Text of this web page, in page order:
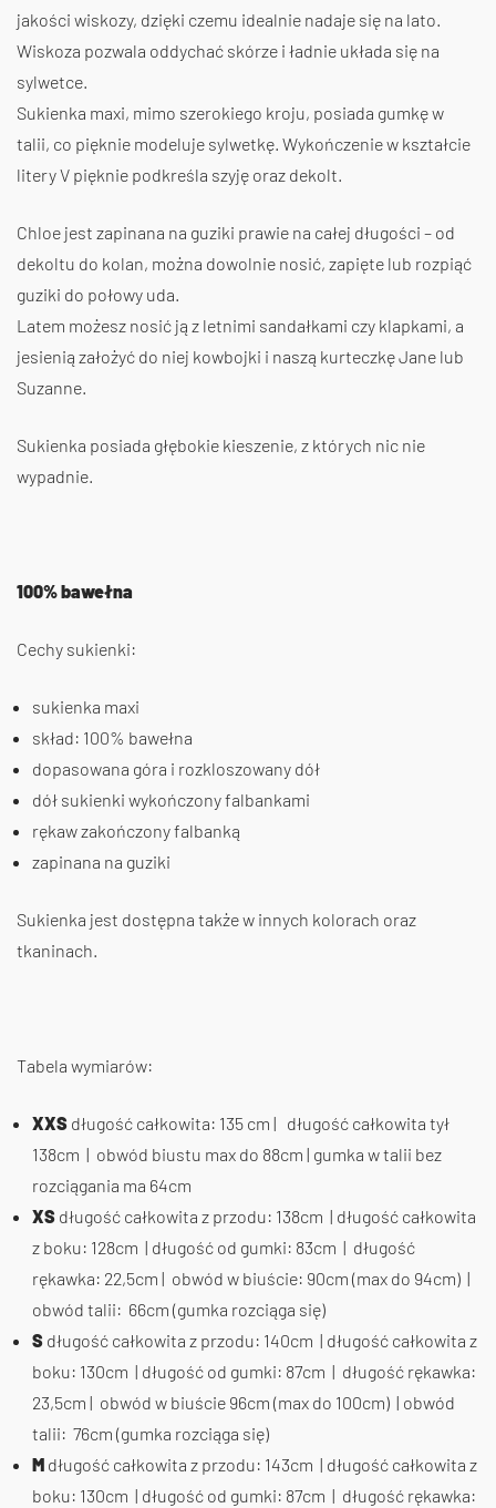
jakości wiskozy, dzięki czemu idealnie nadaje się na lato.
Wiskoza pozwala oddychać skórze i ładnie układa się na
sylwetce.
Sukienka maxi, mimo szerokiego kroju, posiada gumkę w
talii, co pięknie modeluje sylwetkę. Wykończenie w kształcie
litery V pięknie podkreśla szyję oraz dekolt.
Chloe jest zapinana na guziki prawie na całej długości – od
dekoltu do kolan, można dowolnie nosić, zapięte lub rozpiąć
guziki do połowy uda.
Latem możesz nosić ją z letnimi sandałkami czy klapkami, a
jesienią założyć do niej kowbojki i naszą kurteczkę Jane lub
Suzanne.
Sukienka posiada głębokie kieszenie, z których nic nie
wypadnie.
100% bawełna
Cechy sukienki:
sukienka maxi
skład: 100% bawełna
dopasowana góra i rozkloszowany dół
dół sukienki wykończony falbankami
rękaw zakończony falbanką
zapinana na guziki
Sukienka jest dostępna także w innych kolorach oraz
tkaninach.
Tabela wymiarów:
XXS długość całkowita: 135 cm | długość całkowita tył
138cm | obwód biustu max do 88cm | gumka w talii bez
rozciągania ma 64cm
XS długość całkowita z przodu: 138cm | długość całkowita
z boku: 128cm | długość od gumki: 83cm | długość
rękawka: 22,5cm | obwód w biuście: 90cm (max do 94cm) |
obwód talii: 66cm (gumka rozciąga się)
S długość całkowita z przodu: 140cm | długość całkowita z
boku: 130cm | długość od gumki: 87cm | długość rękawka:
23,5cm | obwód w biuście 96cm (max do 100cm) | obwód
talii: 76cm (gumka rozciąga się)
M długość całkowita z przodu: 143cm | długość całkowita z
boku: 130cm | długość od gumki: 87cm | długość rękawka: